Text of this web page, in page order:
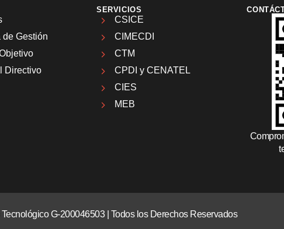
de Gestión
Directivo
SERVICIOS
CSICE
CIMECDI
CTM
CPDI y CENATEL
CIES
MEB
G-200046503 | Todos los Derechos Reservados